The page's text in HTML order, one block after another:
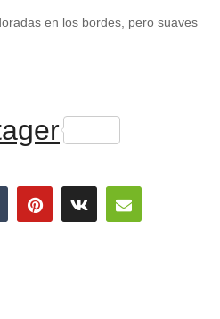
en los bordes, pero suaves